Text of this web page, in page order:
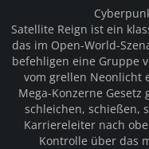
Satellite Reign ist ein
das im Open-World-
befehligen eine Gruppe
vom grellen Neonlicht
Mega-Konzerne
schleichen, schießen,
Karriereleiter nach
Kontrolle über das